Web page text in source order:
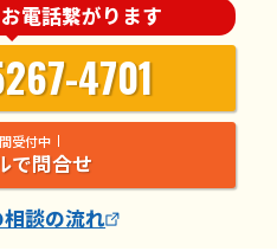
電話繋がります
4701
受付中
で問合せ
談の流れ